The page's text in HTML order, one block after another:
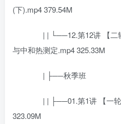
(下).mp4 379.54M
| | └──12.第12讲 【二
与中和热测定.mp4 325.33M
| ├──秋季班
| | ├──01.第1讲 【一轮
323.09M